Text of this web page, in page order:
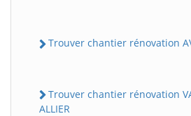
Trouver chantier rénovation
Trouver chantier rénovation
ALLIER